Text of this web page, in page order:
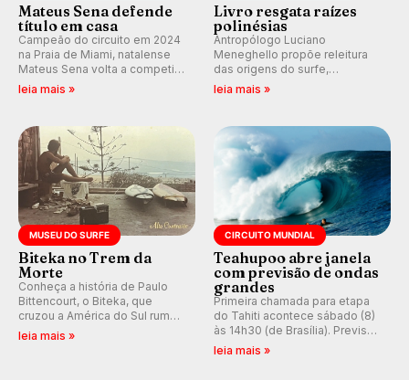
Mateus Sena defende
título em casa
Campeão do circuito em 2024
na Praia de Miami, natalense
Mateus Sena volta a competir
em casa em busca de manter a
hegemonia potiguar em etapa
leia mais »
Livro resgata raízes
polinésias
Antropólogo Luciano
Meneghello propõe releitura
das origens do surfe,
resgatando a cultura polinésia
e questionando a visão
prática em esporte e indústria.
leia mais »
MUSEU DO SURFE
Biteka no Trem da
Morte
Conheça a história de Paulo
Bittencourt, o Biteka, que
cruzou a América do Sul rumo
ao Pacífico em uma jornada
que se tornou um marco de
leia mais »
CIRCUITO MUNDIAL
Teahupoo abre janela
com previsão de ondas
grandes
Primeira chamada para etapa
do Tahiti acontece sábado (8)
às 14h30 (de Brasília). Previsão
indica swell consistente.
Medina embarca para evento e
leia mais »